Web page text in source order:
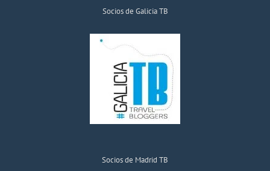
Socios de Galicia TB
Socios de Madrid TB